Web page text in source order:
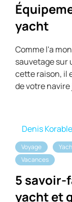
yacht
Comme l'a
sauvetage sur
cette raison, il
de votre
Denis
Voyage
Vacances
5 savoir-
yacht et